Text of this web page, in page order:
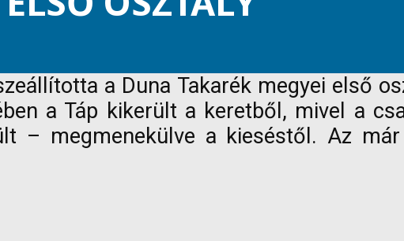
a Duna Takarék megyei első
a Táp kikerült a keretből, mivel a
– megmenekülve a kieséstől. Az